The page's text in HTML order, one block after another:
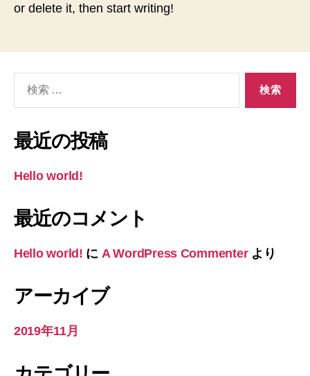
or delete it, then start writing!
象:
最近の投稿
Hello world!
最近のコメント
Hello world! に A WordPress Commenterより
アーカイブ
2019年11月